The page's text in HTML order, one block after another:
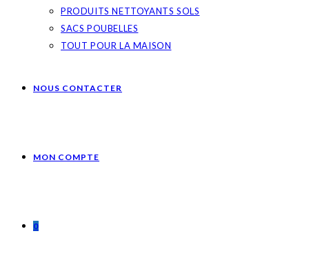
PRODUITS NETTOYANTS SOLS
SACS POUBELLES
TOUT POUR LA MAISON
NOUS CONTACTER
MON COMPTE
0